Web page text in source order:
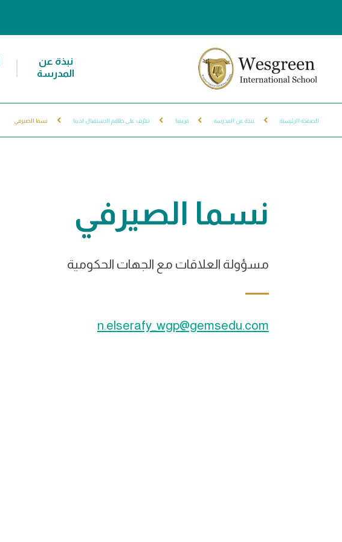
نبذة عن
المدرسة
الصفحة الرئيسية نبذة عن المدرسة فريقنا تعرّف على طاقم الاستقبال لدينا نسما الصيرفي
نسما الصيرفي
مسؤولة العلاقات مع الجهات الحكومية
n.elserafy_wgp@gemsedu.com